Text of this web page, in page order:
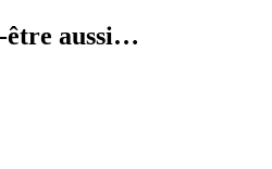
être aussi…